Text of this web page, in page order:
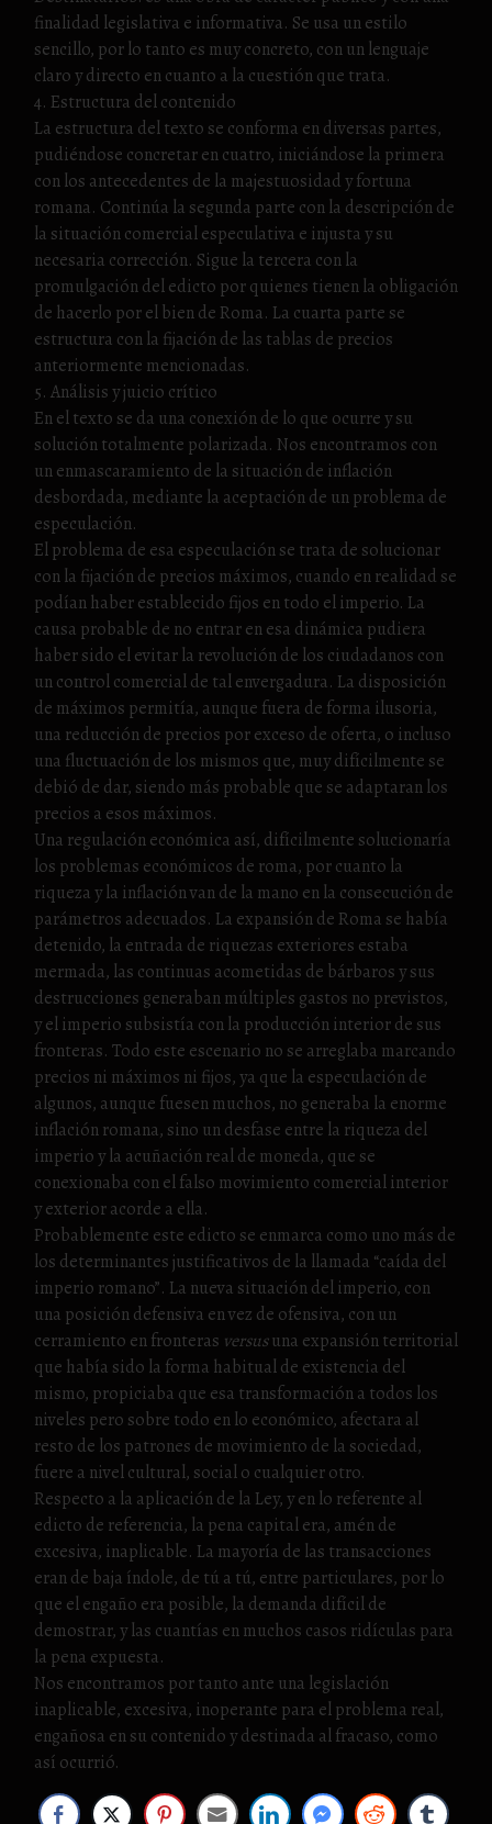
finalidad legislativa e informativa. Se usa un estilo
sencillo, por lo tanto es muy concreto, con un lenguaje
claro y directo en cuanto a la cuestión que trata.
4. Estructura del contenido
La estructura del texto se conforma en diversas partes,
pudiéndose concretar en cuatro, iniciándose la primera
con los antecedentes de la majestuosidad y fortuna
romana. Continúa la segunda parte con la descripción de
la situación comercial especulativa e injusta y su
necesaria corrección. Sigue la tercera con la
promulgación del edicto por quienes tienen la obligación
de hacerlo por el bien de Roma. La cuarta parte se
estructura con la fijación de las tablas de precios
anteriormente mencionadas.
5. Análisis y juicio crítico
En el texto se da una conexión de lo que ocurre y su
solución totalmente polarizada. Nos encontramos con
un enmascaramiento de la situación de inflación
desbordada, mediante la aceptación de un problema de
especulación.
El problema de esa especulación se trata de solucionar
con la fijación de precios máximos, cuando en realidad se
podían haber establecido fijos en todo el imperio. La
causa probable de no entrar en esa dinámica pudiera
haber sido el evitar la revolución de los ciudadanos con
un control comercial de tal envergadura. La disposición
de máximos permitía, aunque fuera de forma ilusoria,
una reducción de precios por exceso de oferta, o incluso
una fluctuación de los mismos que, muy difícilmente se
debió de dar, siendo más probable que se adaptaran los
precios a esos máximos.
Una regulación económica así, difícilmente solucionaría
los problemas económicos de roma, por cuanto la
riqueza y la inflación van de la mano en la consecución de
parámetros adecuados. La expansión de Roma se había
detenido, la entrada de riquezas exteriores estaba
mermada, las continuas acometidas de bárbaros y sus
destrucciones generaban múltiples gastos no previstos,
y el imperio subsistía con la producción interior de sus
fronteras. Todo este escenario no se arreglaba marcando
precios ni máximos ni fijos, ya que la especulación de
algunos, aunque fuesen muchos, no generaba la enorme
inflación romana, sino un desfase entre la riqueza del
imperio y la acuñación real de moneda, que se
conexionaba con el falso movimiento comercial interior
y exterior acorde a ella.
Probablemente este edicto se enmarca como uno más de
los determinantes justificativos de la llamada “caída del
imperio romano”. La nueva situación del imperio, con
una posición defensiva en vez de ofensiva, con un
cerramiento en fronteras versusuna expansión territorial
que había sido la forma habitual de existencia del
mismo, propiciaba que esa transformación a todos los
niveles pero sobre todo en lo económico, afectara al
resto de los patrones de movimiento de la sociedad,
fuere a nivel cultural, social o cualquier otro.
Respecto a la aplicación de la Ley, y en lo referente al
edicto de referencia, la pena capital era, amén de
excesiva, inaplicable. La mayoría de las transacciones
eran de baja índole, de tú a tú, entre particulares, por lo
que el engaño era posible, la demanda difícil de
demostrar, y las cuantías en muchos casos ridículas para
la pena expuesta.
Nos encontramos por tanto ante una legislación
inaplicable, excesiva, inoperante para el problema real,
engañosa en su contenido y destinada al fracaso, como
así ocurrió.